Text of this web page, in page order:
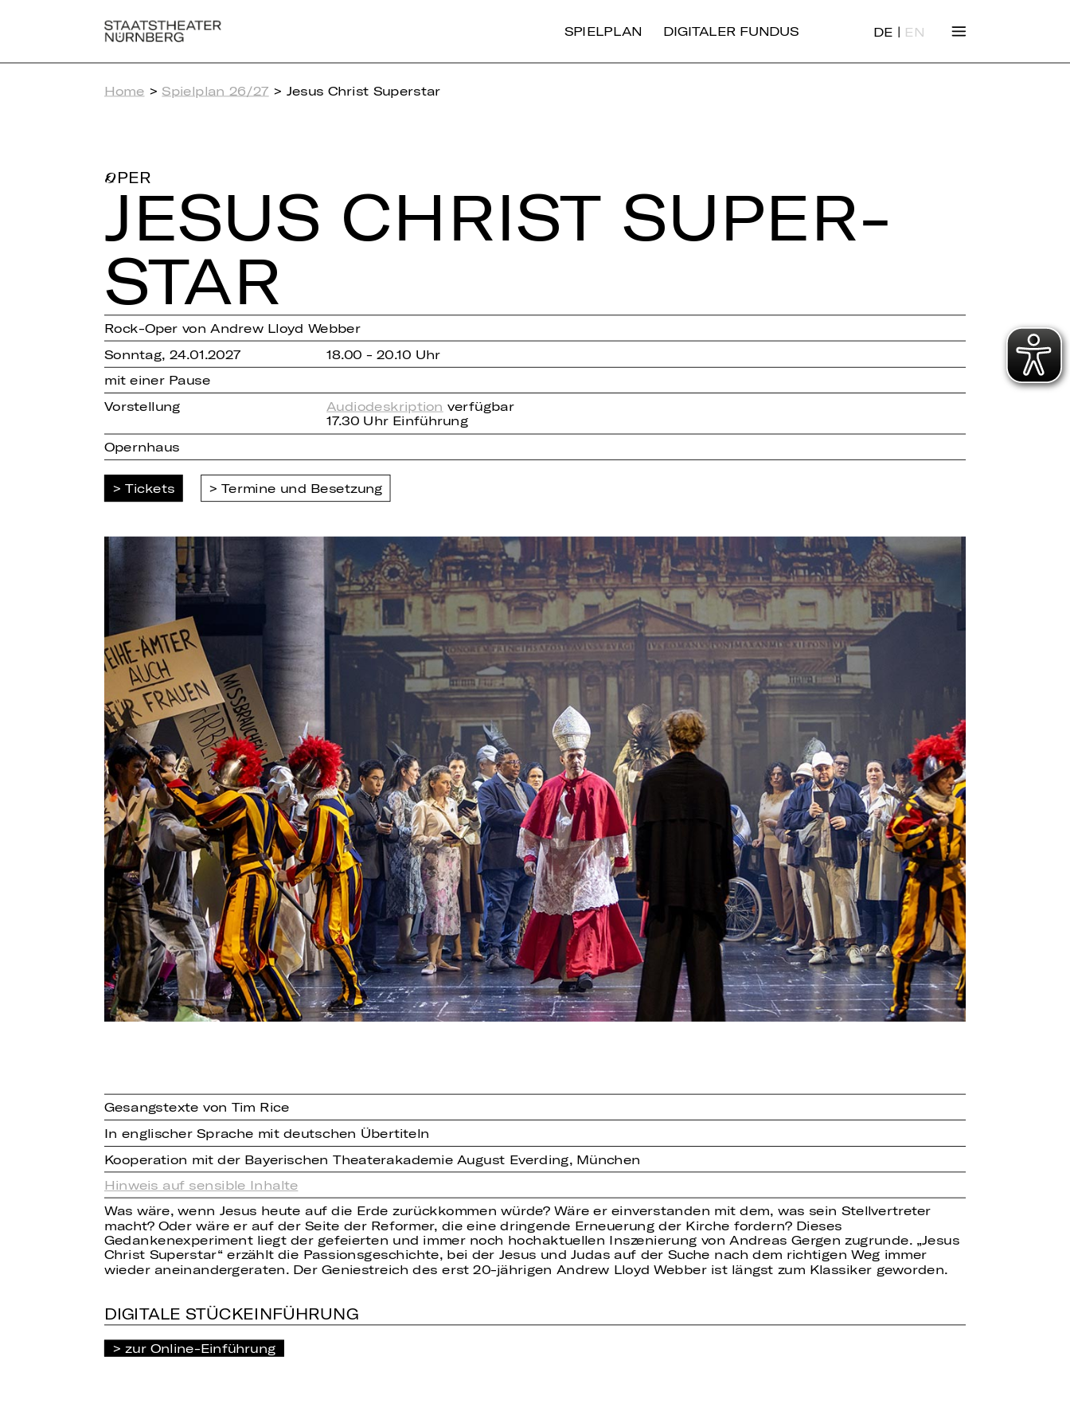
SPIELPLAN DIGITALER FUNDUS DE | EN
Home > Spielplan 26/27 > Jesus Christ Superstar
OPER
JESUS CHRIST SU­PER­
STAR
Rock-Oper von Andrew Lloyd Webber
Sonntag, 24.01.2027
18.00 - 20.10 Uhr
mit einer Pause
Vorstellung Audiodeskription verfügbar
17.30 Uhr Einführung
Opernhaus
Tickets Termine und Besetzung
Gesangstexte von Tim Rice
In englischer Sprache mit deutschen Übertiteln
Kooperation mit der Bayerischen Theaterakademie August Everding, München
Hinweis auf sensible Inhalte
Was wäre, wenn Jesus heute auf die Erde zurückkommen würde? Wäre er einverstanden mit dem, was sein Stellvertreter
macht? Oder wäre er auf der Seite der Reformer, die eine dringende Erneuerung der Kirche fordern? Dieses
Gedankenexperiment liegt der gefeierten und immer noch hochaktuellen Inszenierung von Andreas Gergen zugrunde. „Jesus
Christ Superstar“ erzählt die Passionsgeschichte, bei der Jesus und Judas auf der Suche nach dem richtigen Weg immer
wieder aneinandergeraten. Der Geniestreich des erst 20-jährigen Andrew Lloyd Webber ist längst zum Klassiker geworden.
DIGITALE STÜCKEINFÜHRUNG
zur Online-Einführung